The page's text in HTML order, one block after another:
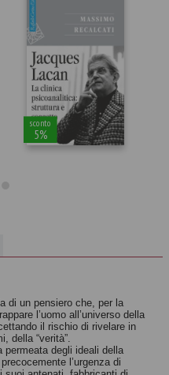
sconto
5%
Jacques Lacan
di un pensiero che, per la
l’uomo all’universo della
il rischio di rivelare in
della “verità”.
permeata degli ideali della
l’urgenza di